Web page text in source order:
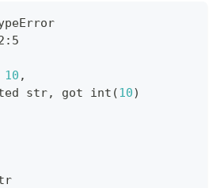
10 ,
str, got int
(10)